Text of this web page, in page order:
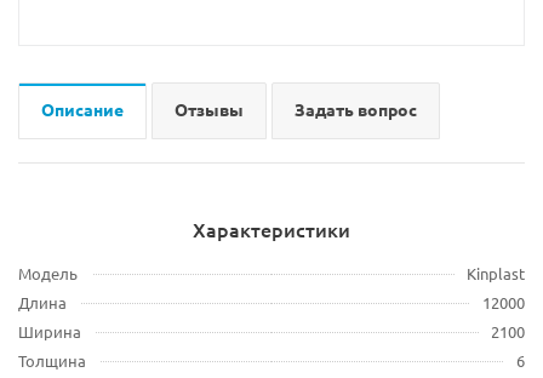
Описание Отзывы Задать вопрос
Характеристики
Модель
Kinplast
Длина
12000
Ширина
2100
Толщина
6